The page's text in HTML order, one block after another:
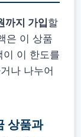
까지 가입할
은 이 상품
이 이 한도를
나 나누어
상품과